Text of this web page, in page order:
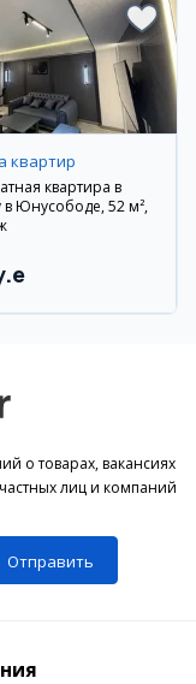
квартир
квартира в
в Юнусободе, 52 м²,
о товарах, вакансиях
лиц и компаний
Отправить